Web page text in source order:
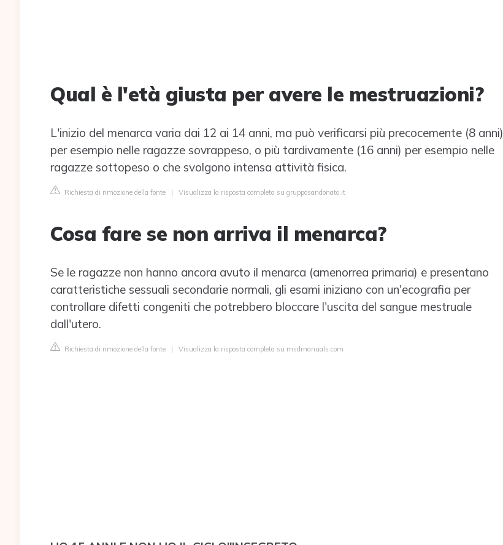
Qual è l'età giusta per avere le mestruazioni?
L'inizio del menarca varia dai 12 ai 14 anni, ma può verificarsi più precocemente (8 anni)
per esempio nelle ragazze sovrappeso, o più tardivamente (16 anni) per esempio nelle
ragazze sottopeso o che svolgono intensa attività fisica.
Richiesta di rimozione della fonte | Visualizza la risposta completa su grupposandonato.it
Cosa fare se non arriva il menarca?
Se le ragazze non hanno ancora avuto il menarca (amenorrea primaria) e presentano
caratteristiche sessuali secondarie normali, gli esami iniziano con un'ecografia per
controllare difetti congeniti che potrebbero bloccare l'uscita del sangue mestruale
dall'utero.
Richiesta di rimozione della fonte | Visualizza la risposta completa su msdmanuals.com